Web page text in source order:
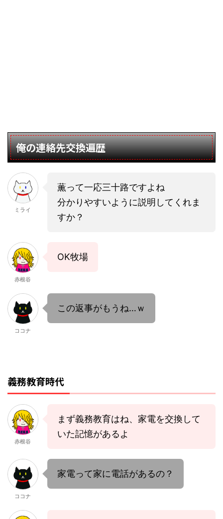
俺の連絡先交換遍歴
ミライ
薫って一応三十路ですよね
分かりやすいように説明してくれま
すか？
赤根谷
OK牧場
ココナ
この返事がもうね…ｗ
義務教育時代
赤根谷
まず義務教育はね、家電を交換して
いた記憶があるよ
ココナ
家電って家に電話があるの？